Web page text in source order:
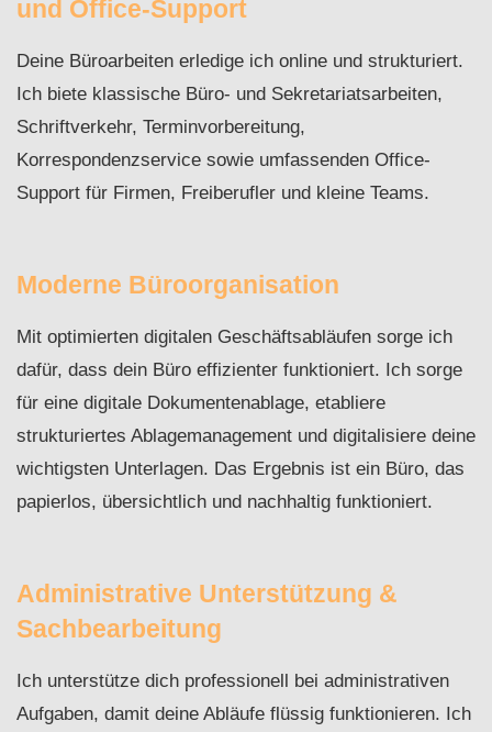
und Office-Support
Deine Büroarbeiten erledige ich online und strukturiert.
Ich biete klassische Büro- und Sekretariatsarbeiten,
Schriftverkehr, Terminvorbereitung,
Korrespondenzservice sowie umfassenden Office-
Support für Firmen, Freiberufler und kleine Teams.
Moderne Büroorganisation
Mit optimierten digitalen Geschäftsabläufen sorge ich
dafür, dass dein Büro effizienter funktioniert. Ich sorge
für eine digitale Dokumentenablage, etabliere
strukturiertes Ablagemanagement und digitalisiere deine
wichtigsten Unterlagen. Das Ergebnis ist ein Büro, das
papierlos, übersichtlich und nachhaltig funktioniert.
Administrative Unterstützung &
Sachbearbeitung
Ich unterstütze dich professionell bei administrativen
Aufgaben, damit deine Abläufe flüssig funktionieren. Ich